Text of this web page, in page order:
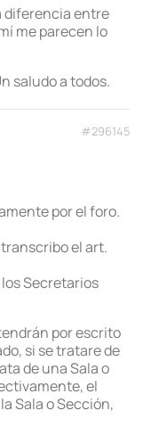
diferencia entre
me parecen lo
saludo a todos.
#296145
por el foro.
el art.
Secretarios
por escrito
si se tratare de
de una Sala o
el
Sala o Sección,